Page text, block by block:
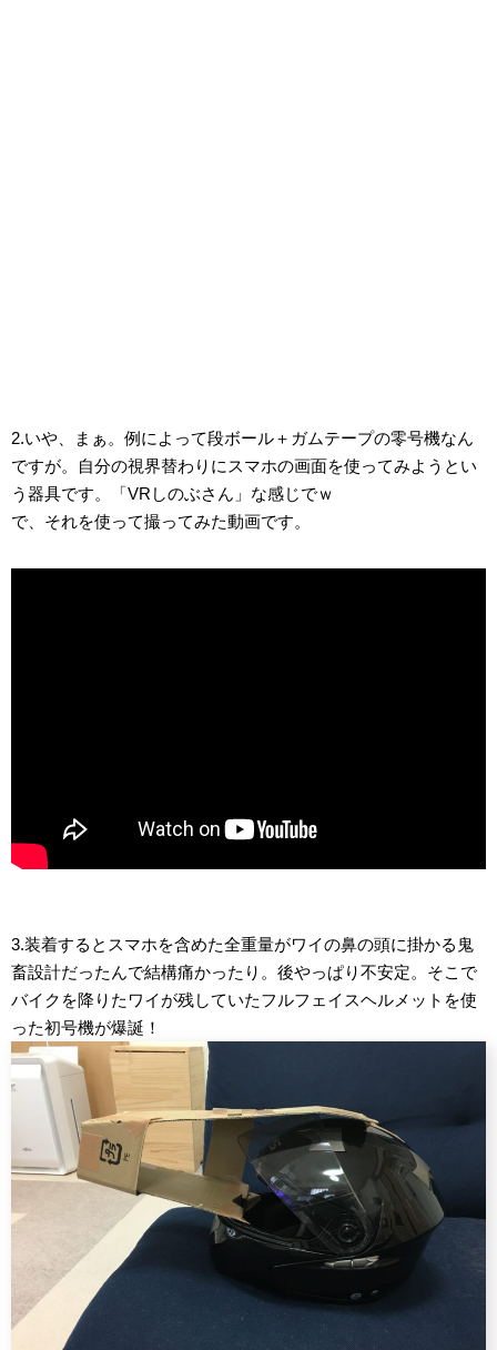
2.いや、まぁ。例によって段ボール＋ガムテープの零号機なん
ですが。自分の視界替わりにスマホの画面を使ってみようとい
う器具です。「VRしのぶさん」な感じでｗ
で、それを使って撮ってみた動画です。
3.装着するとスマホを含めた全重量がワイの鼻の頭に掛かる鬼
畜設計だったんで結構痛かったり。後やっぱり不安定。そこで
バイクを降りたワイが残していたフルフェイスヘルメットを使
った初号機が爆誕！